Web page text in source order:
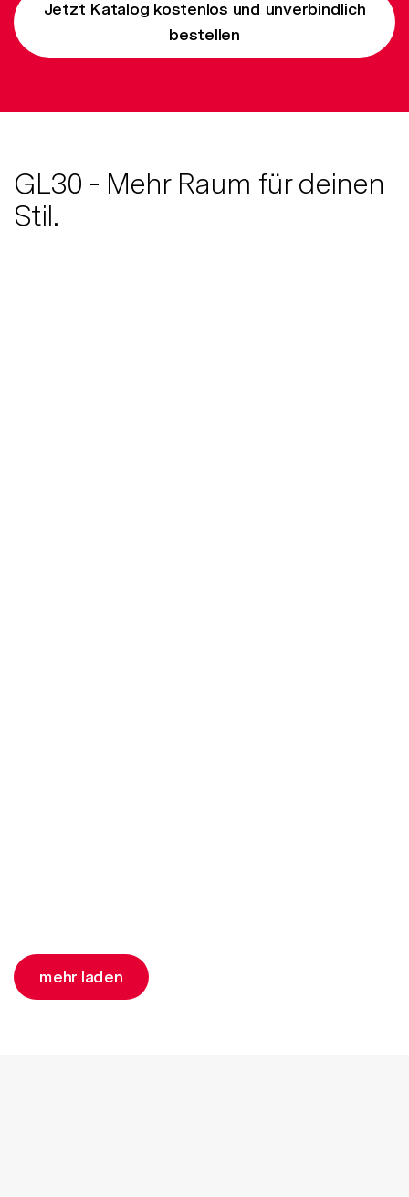
Jetzt Katalog kostenlos und unverbindlich
bestellen
GL30 - Mehr Raum für deinen
Stil.
mehr laden